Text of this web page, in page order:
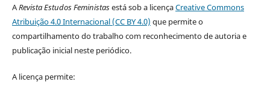
ARevista Estudos Feministasestá sob a licençaCreative Commons
Atribuição 4.0 Internacional (CC BY 4.0) que permite o
compartilhamento do trabalho com reconhecimento de autoria e
publicação inicial neste periódico.
A licença permite: